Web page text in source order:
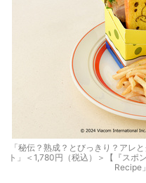
「秘伝？熟成？とびっきり？アレ
ト」＜1,780円（税込）＞【『スポ
Recipe